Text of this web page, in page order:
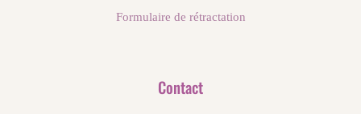
Formulaire de rétractation
Contact